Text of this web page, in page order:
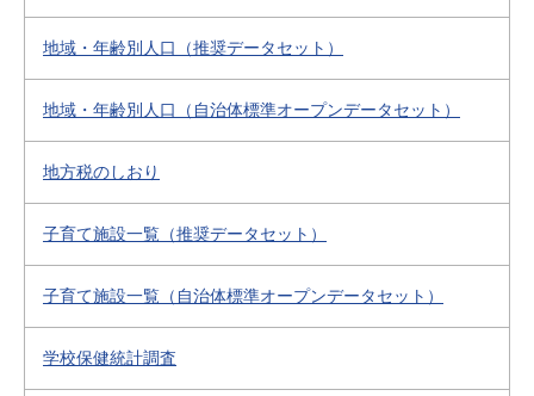
地域・年齢別人口（推奨データセット）
地域・年齢別人口（自治体標準オープンデータセット）
地方税のしおり
子育て施設一覧（推奨データセット）
子育て施設一覧（自治体標準オープンデータセット）
学校保健統計調査